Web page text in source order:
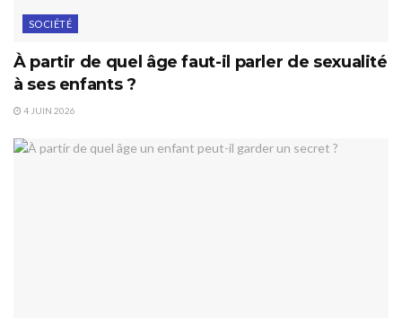
SOCIÉTÉ
À partir de quel âge faut-il parler de sexualité
à ses enfants ?
4 JUIN 2026